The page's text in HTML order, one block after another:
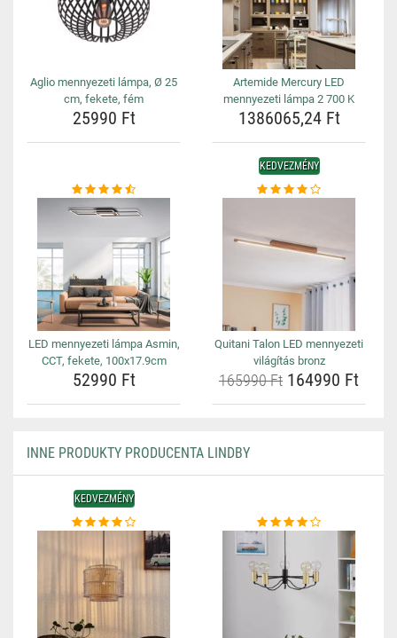
Aglio mennyezeti lámpa, Ø 25
cm, fekete, fém
25990 Ft
Artemide Mercury LED
mennyezeti lámpa 2 700 K
1386065,24 Ft
LED mennyezeti lámpa Asmin,
CCT, fekete, 100x17.9cm
52990 Ft
KEDVEZMÉNY
Quitani Talon LED mennyezeti
világítás bronz
165990 Ft 164990 Ft
INNE PRODUKTY PRODUCENTA LINDBY
KEDVEZMÉNY